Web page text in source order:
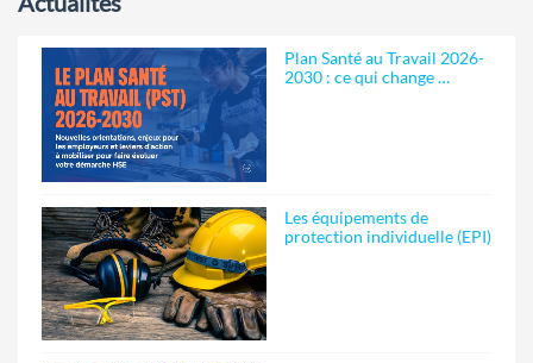
Plan Santé au Travail 2026-
2030 : ce qui change …
Les équipements de
protection individuelle (EPI)